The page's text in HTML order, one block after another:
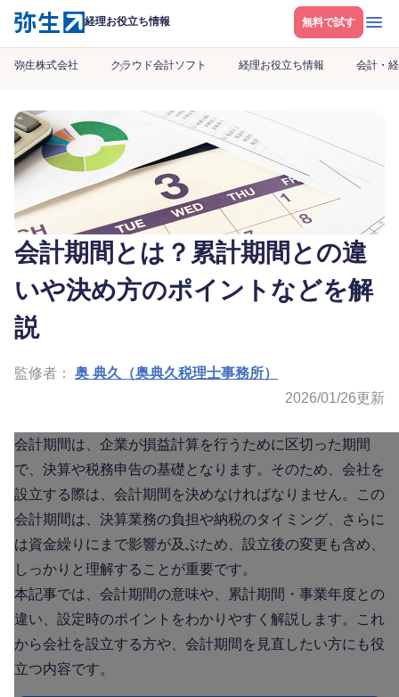
経理お役立ち情報 無料で試す メニ
弥生株式会社 クラウド会計ソフト 経理お役立ち情報 会計・
会計期間とは？累計期間との違
いや決め方のポイントなどを解
説
監修者： 奥 典久（奥典久税理士事務所）
2026/01/26更新
会計期間は、企業が損益計算を行うために区切った期間
で、決算や税務申告の基礎となります。そのため、会社を
設立する際は、会計期間を決めなければなりません。この
会計期間は、決算業務の負担や納税のタイミング、さらに
は資金繰りにまで影響が及ぶため、設立後の変更も含め、
しっかりと理解することが重要です。
本記事では、会計期間の意味や、累計期間・事業年度との
違い、設定時のポイントをわかりやすく解説します。これ
から会社を設立する方や、会計期間を見直したい方にも役
立つ内容です。